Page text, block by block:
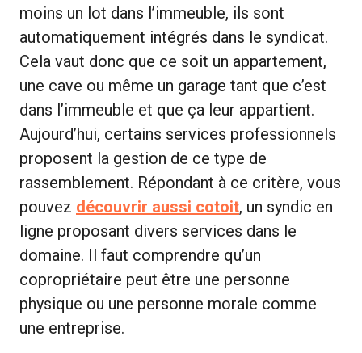
moins un lot dans l’immeuble, ils sont
automatiquement intégrés dans le syndicat.
Cela vaut donc que ce soit un appartement,
une cave ou même un garage tant que c’est
dans l’immeuble et que ça leur appartient.
Aujourd’hui, certains services professionnels
proposent la gestion de ce type de
rassemblement. Répondant à ce critère, vous
pouvez découvrir aussi cotoit, un syndic en
ligne proposant divers services dans le
domaine. Il faut comprendre qu’un
copropriétaire peut être une personne
physique ou une personne morale comme
une entreprise.